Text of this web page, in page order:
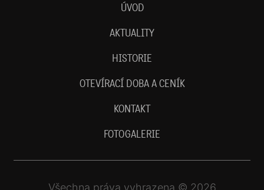
ÚVOD
AKTUALITY
HISTORIE
OTEVÍRACÍ DOBA A CENÍK
KONTAKT
FOTOGALERIE